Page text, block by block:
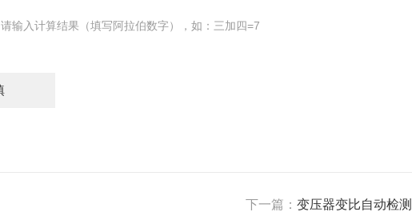
请输入计算结果（填写阿拉伯数字），如：三加四=7
下一篇： 变压器变比自动检